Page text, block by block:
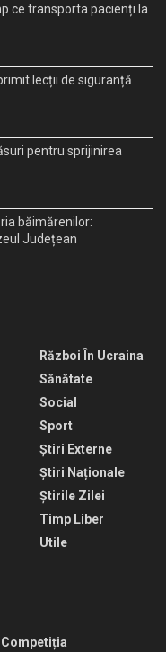
ce transporta pacienți la
lecții de siguranță
pentru sprijinirea
băimărenilor:
Județean
Război În Ucraina
Sănătate
Social
Sport
Știri Externe
Știri Naționale
Știrile Zilei
Timp Liber
Utile